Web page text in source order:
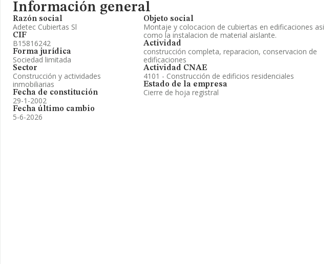
Información general
Razón social
Adetec Cubiertas Sl
CIF
B15816242
Forma jurídica
Sociedad limitada
Sector
Construcción y actividades
inmobiliarias
Fecha de constitución
29-1-2002
Fecha último cambio
5-6-2026
Objeto social
Montaje y colocacion de cubiertas en edificaciones asi
como la instalacion de material aislante.
Actividad
construcción completa, reparacion, conservacion de
edificaciones
Actividad CNAE
4101 - Construcción de edificios residenciales
Estado de la empresa
Cierre de hoja registral